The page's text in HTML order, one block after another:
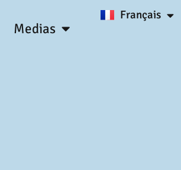
Medias
Français
English